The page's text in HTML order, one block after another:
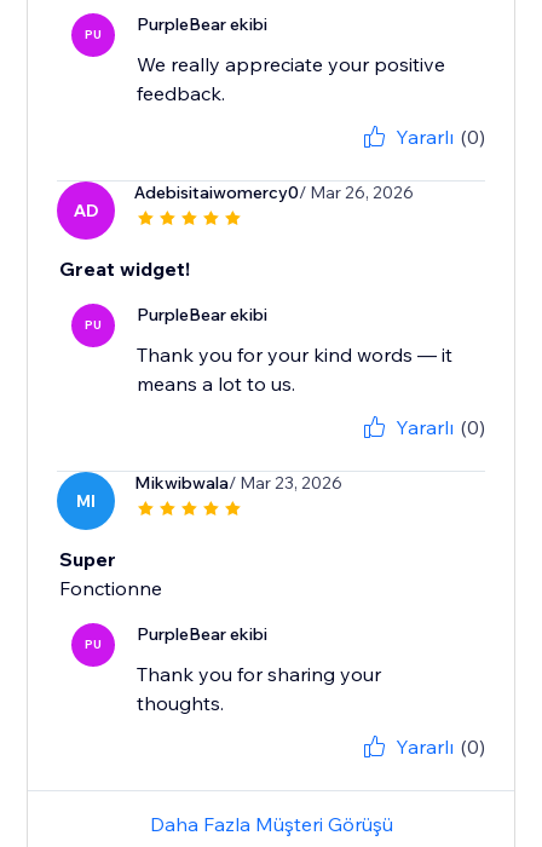
PU PurpleBear ekibi
We really appreciate your positive
feedback.
Yararlı (0)
AD
Adebisitaiwomercy0/ Mar 26, 2026
Great widget!
PU PurpleBear ekibi
Thank you for your kind words — it
means a lot to us.
Yararlı (0)
MI
Mikwibwala/ Mar 23, 2026
Super
Fonctionne
PU PurpleBear ekibi
Thank you for sharing your
thoughts.
Yararlı (0)
Daha Fazla Müşteri Görüşü